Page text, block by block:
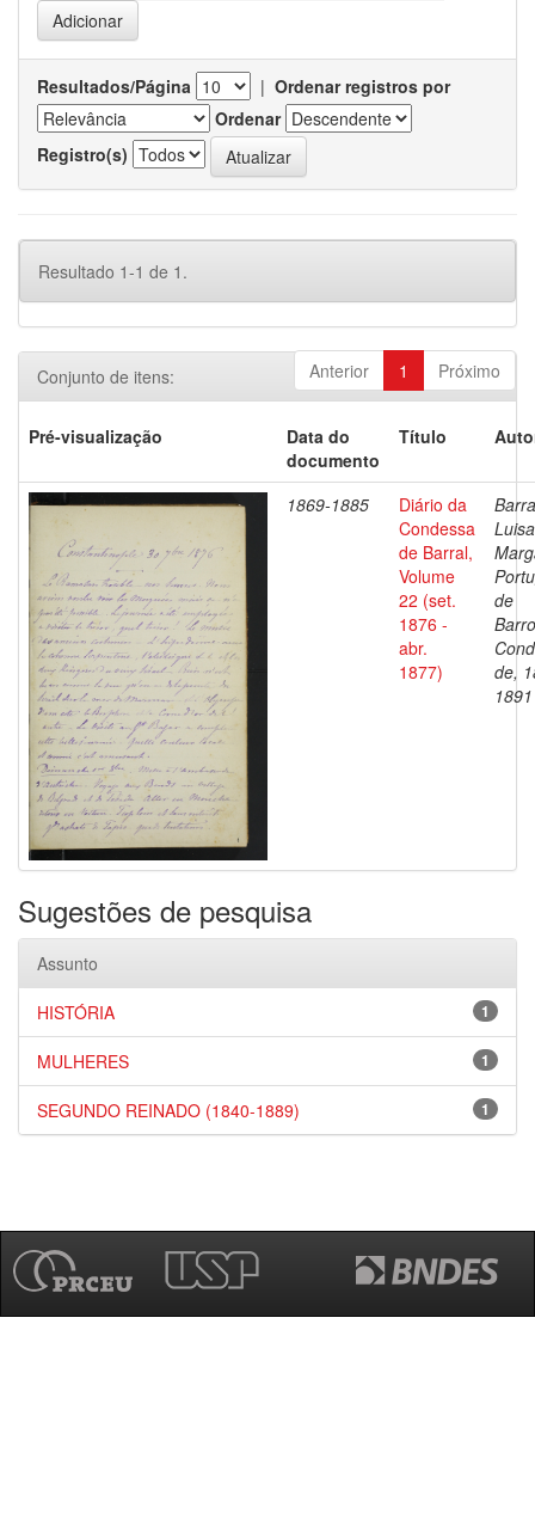
Resultados/Página | Ordenar registros por
Ordenar
Registro(s)
Resultado 1-1 de 1.
Anterior 1 Próximo
Conjunto de itens:
Pré-visualização
Data do
documento
Título
1869-1885
Diário da
Condessa
de Barral,
Volume
22 (set.
1876 -
abr.
1877)
Luisa
de
de,
1891
Sugestões de pesquisa
Assunto
1
HISTÓRIA
1
MULHERES
1
SEGUNDO REINADO (1840-1889)